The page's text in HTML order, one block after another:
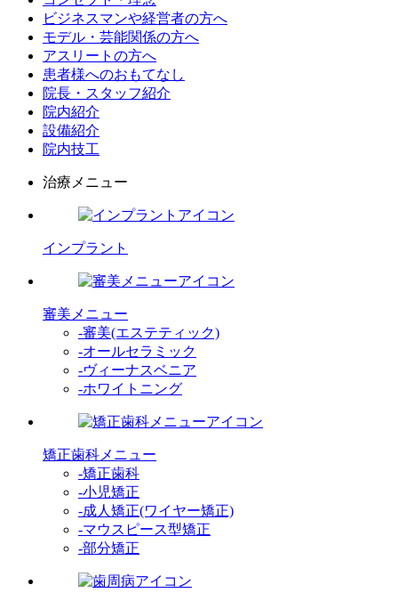
ビジネスマンや経営者の方へ
モデル・芸能関係の方へ
アスリートの方へ
患者様へのおもてなし
院長・スタッフ紹介
院内紹介
設備紹介
院内技工
治療メニュー
インプラント
審美メニュー
-審美(エステティック)
-オールセラミック
-ヴィーナスベニア
-ホワイトニング
矯正歯科メニュー
-矯正歯科
-小児矯正
-成人矯正(ワイヤー矯正)
-マウスピース型矯正
-部分矯正